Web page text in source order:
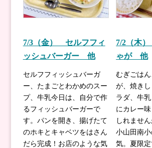
7/3（金） セルフフィ
ッシュバーガー 他
セルフフィッシュバーガ
ー、たまごとわかめのスー
プ、牛乳今日は、自分で作
るフィッシュバーガーで
す。パンを開き、揚げたて
のホキとキャベツをはさん
だら完成！お店のような気
7/2（木
ゃが 他
むぎごは
が、焼き
ラダ、牛
にカレー
しれませ
小山田南
気。夏限